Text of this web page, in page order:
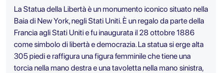
La Statua della Libertà è un monumento iconico situato nella
Baia di New York, negli Stati Uniti. È un regalo da parte della
Francia agli Stati Uniti e fu inaugurata il 28 ottobre 1886
come simbolo di libertà e democrazia. La statua si erge alta
305 piedi e raffigura una figura femminile che tiene una
torcia nella mano destra e una tavoletta nella mano sinistra,